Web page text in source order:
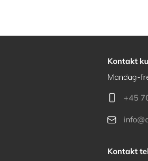
Kontakt
Mandag-
+45
Kontakt